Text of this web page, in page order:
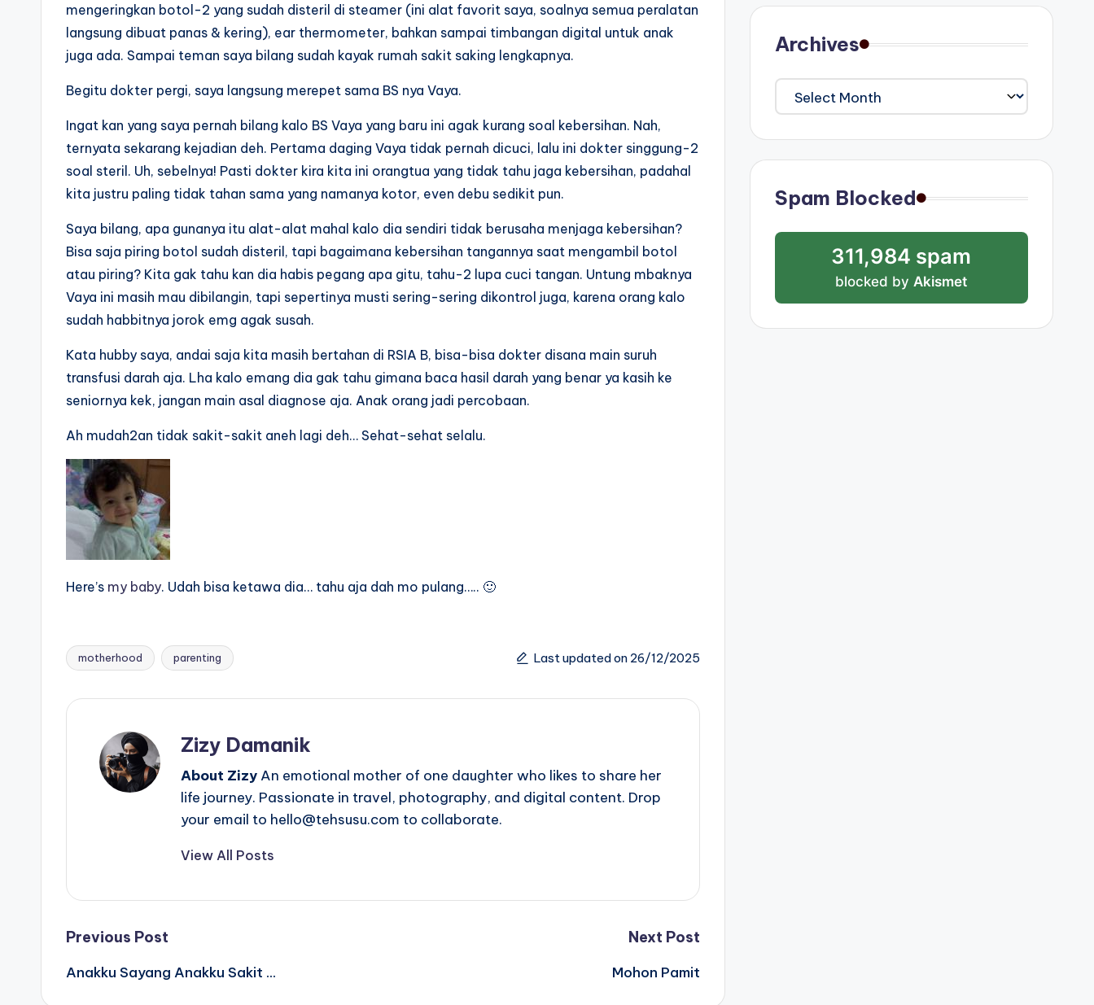
mengeringkan botol-2 yang sudah disteril di steamer (ini alat favorit saya, soalnya semua peralatan
langsung dibuat panas & kering), ear thermometer, bahkan sampai timbangan digital untuk anak
juga ada. Sampai teman saya bilang sudah kayak rumah sakit saking lengkapnya.
Begitu dokter pergi, saya langsung merepet sama BS nya Vaya.
Ingat kan yang saya pernah bilang kalo BS Vaya yang baru ini agak kurang soal kebersihan. Nah,
ternyata sekarang kejadian deh. Pertama daging Vaya tidak pernah dicuci, lalu ini dokter singgung-2
soal steril. Uh, sebelnya! Pasti dokter kira kita ini orangtua yang tidak tahu jaga kebersihan, padahal
kita justru paling tidak tahan sama yang namanya kotor, even debu sedikit pun.
Saya bilang, apa gunanya itu alat-alat mahal kalo dia sendiri tidak berusaha menjaga kebersihan?
Bisa saja piring botol sudah disteril, tapi bagaimana kebersihan tangannya saat mengambil botol
atau piring? Kita gak tahu kan dia habis pegang apa gitu, tahu-2 lupa cuci tangan. Untung mbaknya
Vaya ini masih mau dibilangin, tapi sepertinya musti sering-sering dikontrol juga, karena orang kalo
sudah habbitnya jorok emg agak susah.
Kata hubby saya, andai saja kita masih bertahan di RSIA B, bisa-bisa dokter disana main suruh
transfusi darah aja. Lha kalo emang dia gak tahu gimana baca hasil darah yang benar ya kasih ke
seniornya kek, jangan main asal diagnose aja. Anak orang jadi percobaan.
Ah mudah2an tidak sakit-sakit aneh lagi deh… Sehat-sehat selalu.
Here’s my baby. Udah bisa ketawa dia… tahu aja dah mo pulang….. 🙂
Tags:
motherhood parenting Last updated on 26/12/2025
Zizy Damanik
About Zizy An emotional mother of one daughter who likes to share her
life journey. Passionate in travel, photography, and digital content. Drop
your email to hello@tehsusu.com to collaborate.
View All Posts
Post
navigation
Previous Post
Anakku Sayang Anakku Sakit …
Next Post
Mohon Pamit
Archives
Archives
Spam Blocked
311,984 spam
blocked byAkismet